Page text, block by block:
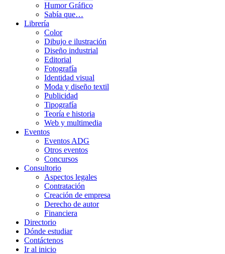
Humor Gráfico
Sabía que…
Librería
Color
Dibujo e ilustración
Diseño industrial
Editorial
Fotografía
Identidad visual
Moda y diseño textil
Publicidad
Tipografía
Teoría e historia
Web y multimedia
Eventos
Eventos ADG
Otros eventos
Concursos
Consultorio
Aspectos legales
Contratación
Creación de empresa
Derecho de autor
Financiera
Directorio
Dónde estudiar
Contáctenos
Ir al inicio